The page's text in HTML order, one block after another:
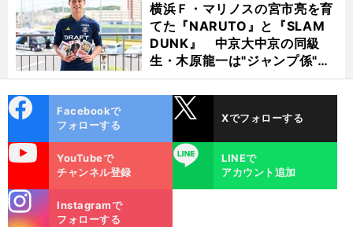
横浜Ｆ・マリノスの宮市亮を育
てた『NARUTO』と『SLAM
DUNK』 中京大中京の同級
生・木原龍一は"ジャンプ係"だ
った
ok
Facebookで
フォローする
Xでフォローする
YouTubeで
チャンネル登録
LINE
LINEで
アカウント追加
m
Instagramで
フォローする